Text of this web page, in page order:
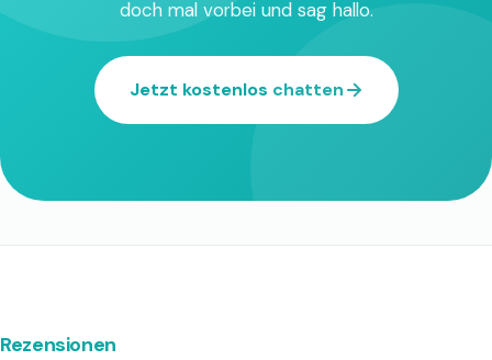
doch mal vorbei und sag hallo.
Jetzt kostenlos chatten
Rezensionen